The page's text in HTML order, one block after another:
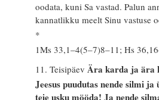
oodata, kuni Sa vastad. Palun
kannatlikku meelt Sinu vastuse
*
1Ms 33,1–4(5–7)8–11; Hs
11. Teisipäev Ära karda ja ära
Jeesus puudutas nende silmi ja
teie usku mööda! Ja nende